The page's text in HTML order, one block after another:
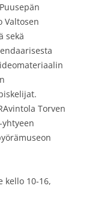
Valtosen
sekä
Torven
kello 10-16,